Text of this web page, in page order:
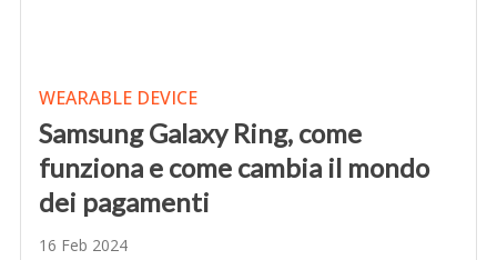
WEARABLE DEVICE
Samsung Galaxy Ring, come
funziona e come cambia il mondo
dei pagamenti
16 Feb 2024